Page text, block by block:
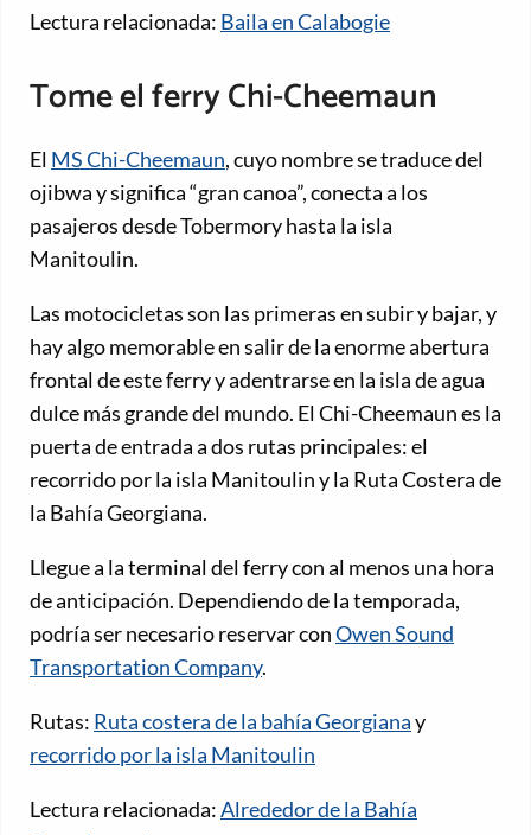
Lectura relacionada: Baila en Calabogie
Tome el ferry Chi-Cheemaun
El MS Chi-Cheemaun, cuyo nombre se traduce del
ojibwa y significa “gran canoa”, conecta a los
pasajeros desde Tobermory hasta la isla
Manitoulin.
Las motocicletas son las primeras en subir y bajar, y
hay algo memorable en salir de la enorme abertura
frontal de este ferry y adentrarse en la isla de agua
dulce más grande del mundo. El Chi-Cheemaun es la
puerta de entrada a dos rutas principales: el
recorrido por la isla Manitoulin y la Ruta Costera de
la Bahía Georgiana.
Llegue a la terminal del ferry con al menos una hora
de anticipación. Dependiendo de la temporada,
podría ser necesario reservar conOwen Sound
Transportation Company.
Rutas: Ruta costera de la bahía Georgianay
recorrido por la isla Manitoulin
Lectura relacionada:Alrededor de la Bahía